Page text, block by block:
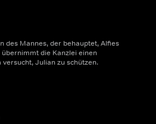
des Mannes, der behauptet, Alfies
die Kanzlei einen
Julian zu schützen.